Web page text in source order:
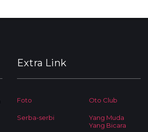
Extra Link
Foto Oto Club
Serba-serbi
Yang Muda
Yang Bicara